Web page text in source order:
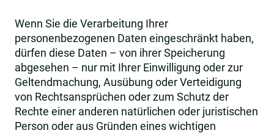
Wenn Sie die Verarbeitung Ihrer
personenbezogenen Daten eingeschränkt haben,
dürfen diese Daten – von ihrer Speicherung
abgesehen – nur mit Ihrer Einwilligung oder zur
Geltendmachung, Ausübung oder Verteidigung
von Rechtsansprüchen oder zum Schutz der
Rechte einer anderen natürlichen oder juristischen
Person oder aus Gründen eines wichtigen